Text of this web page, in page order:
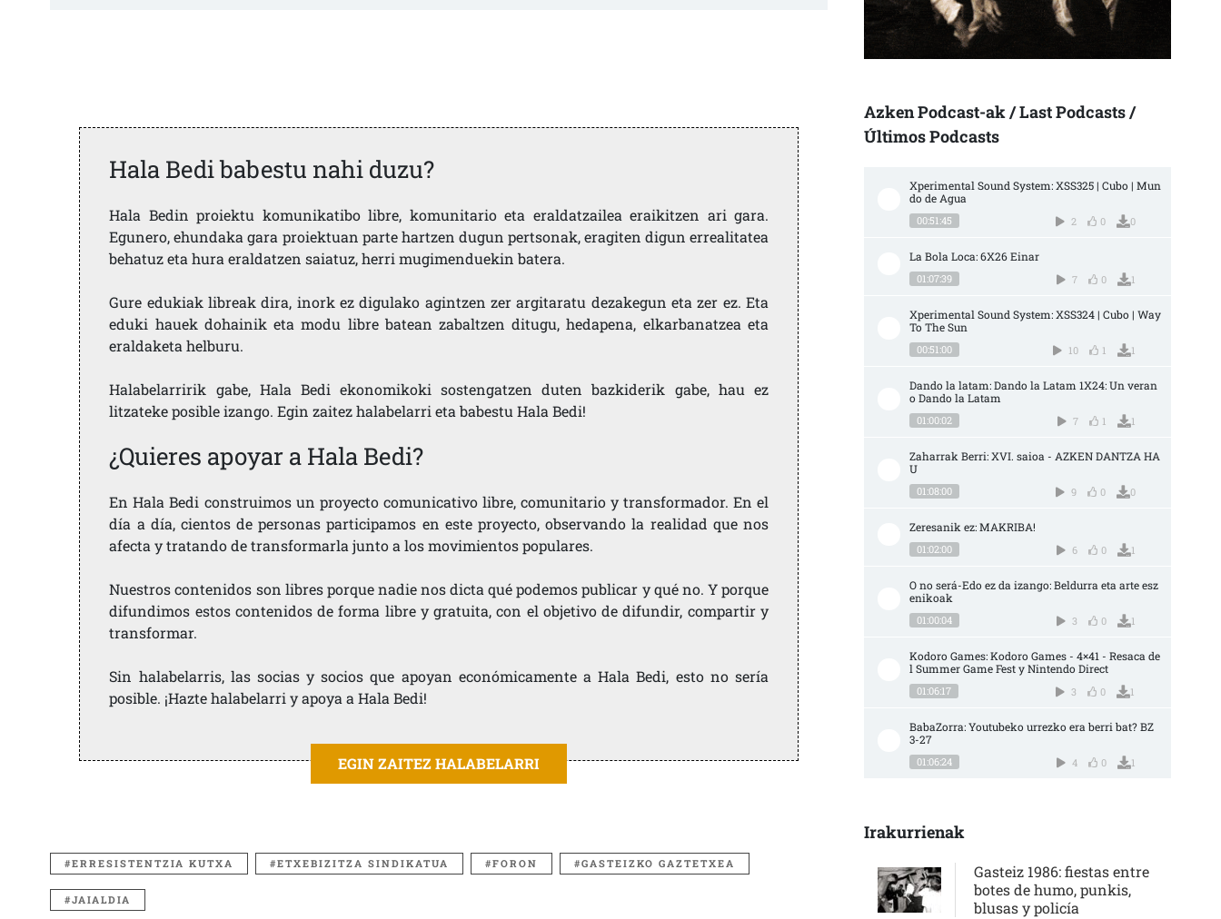
Hala Bedi babestu nahi duzu?
Hala Bedin proiektu komunikatibo libre, komunitario eta eraldatzailea eraikitzen ari gara.
Egunero, ehundaka gara proiektuan parte hartzen dugun pertsonak, eragiten digun errealitatea
behatuz eta hura eraldatzen saiatuz, herri mugimenduekin batera.
Gure edukiak libreak dira, inork ez digulako agintzen zer argitaratu dezakegun eta zer ez. Eta
eduki hauek dohainik eta modu libre batean zabaltzen ditugu, hedapena, elkarbanatzea eta
eraldaketa helburu.
Halabelarririk gabe, Hala Bedi ekonomikoki sostengatzen duten bazkiderik gabe, hau ez
litzateke posible izango. Egin zaitez halabelarri eta babestu Hala Bedi!
¿Quieres apoyar a Hala Bedi?
En Hala Bedi construimos un proyecto comunicativo libre, comunitario y transformador. En el
día a día, cientos de personas participamos en este proyecto, observando la realidad que nos
afecta y tratando de transformarla junto a los movimientos populares.
Nuestros contenidos son libres porque nadie nos dicta qué podemos publicar y qué no. Y porque
difundimos estos contenidos de forma libre y gratuita, con el objetivo de difundir, compartir y
transformar.
Sin halabelarris, las socias y socios que apoyan económicamente a Hala Bedi, esto no sería
posible. ¡Hazte halabelarri y apoya a Hala Bedi!
EGIN ZAITEZ HALABELARRI
ERRESISTENTZIA KUTXA ETXEBIZITZA SINDIKATUA FORON GASTEIZKO GAZTETXEA
JAIALDIA
Azken Podcast-ak / Last Podcasts /
Últimos Podcasts
Xperimental Sound System: XSS325 | Cubo | Mun
do de Agua
00:51:45 2 0 0
La Bola Loca: 6X26 Einar
01:07:39 7 0 1
Xperimental Sound System: XSS324 | Cubo | Way
To The Sun
00:51:00 10 1 1
Dando la latam: Dando la Latam 1X24: Un veran
o Dando la Latam
01:00:02 7 1 1
Zaharrak Berri: XVI. saioa - AZKEN DANTZA HA
U
01:08:00 9 0 0
Zeresanik ez: MAKRIBA!
01:02:00 6 0 1
O no será-Edo ez da izango: Beldurra eta arte esz
enikoak
01:00:04 3 0 1
Kodoro Games: Kodoro Games - 4×41 - Resaca de
l Summer Game Fest y Nintendo Direct
01:06:17 3 0 1
BabaZorra: Youtubeko urrezko era berri bat? BZ
3-27
01:06:24 4 0 1
Irakurrienak
Gasteiz 1986: fiestas entre
botes de humo, punkis,
blusas y policía